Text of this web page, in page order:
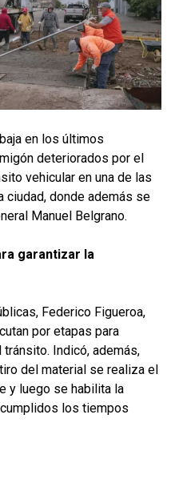
en los últimos
deteriorados por el
vehicular en una de las
ciudad, donde además se
Manuel Belgrano.
garantizar la
Federico Figueroa,
por etapas para
Indicó, además,
del material se realiza el
y luego se habilita la
los tiempos